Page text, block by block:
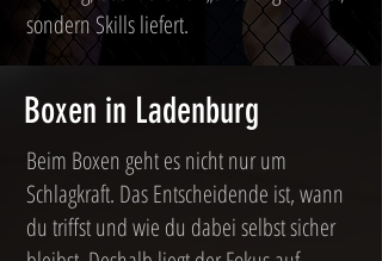
sondern Skills liefert.
Boxen in Ladenburg
Beim Boxen geht es nicht nur um
Schlagkraft. Das Entscheidende ist, wann
du triffst und wie du dabei selbst sicher